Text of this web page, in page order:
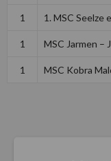
1 1. MSC Seelze
1 MSC Jarmen –
1 MSC Kobra